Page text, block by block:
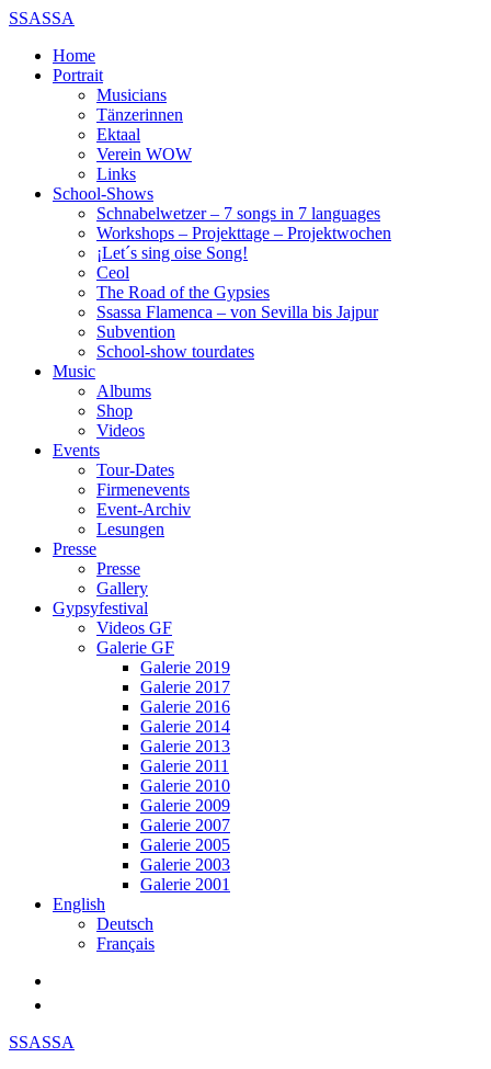
SSASSA
Home
Portrait
Musicians
Tänzerinnen
Ektaal
Verein WOW
Links
School-Shows
Schnabelwetzer – 7 songs in 7 languages
Workshops – Projekttage – Projektwochen
¡Let´s sing oise Song!
Ceol
The Road of the Gypsies
Ssassa Flamenca – von Sevilla bis Jajpur
Subvention
School-show tourdates
Music
Albums
Shop
Videos
Events
Tour-Dates
Firmenevents
Event-Archiv
Lesungen
Presse
Presse
Gallery
Gypsyfestival
Videos GF
Galerie GF
Galerie 2019
Galerie 2017
Galerie 2016
Galerie 2014
Galerie 2013
Galerie 2011
Galerie 2010
Galerie 2009
Galerie 2007
Galerie 2005
Galerie 2003
Galerie 2001
English
Deutsch
Français
SSASSA